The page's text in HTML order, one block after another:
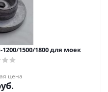
1500/1800 для моек
цена